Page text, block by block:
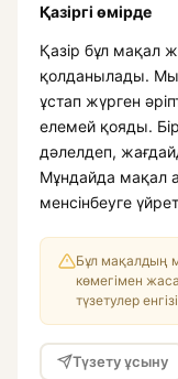
Қазіргі өмірде
Қазір бұл мақал
қолданылады.
ұстап жүрген
елемей қояды.
дәлелдеп,
Мұндайда мақал
менсінбеуге
Бұл мақалдың
көмегімен
түзетулер
Түзету ұсыну